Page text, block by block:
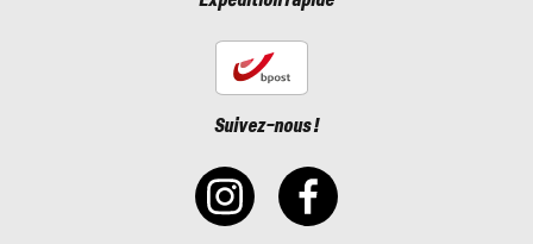
Suivez-nous !